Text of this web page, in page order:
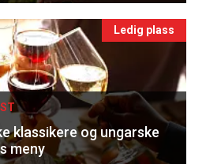
Ledig plass
klassikere og ungarske
meny